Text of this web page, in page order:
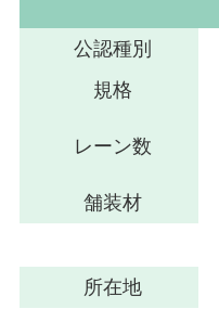
公認種別
規格
レーン数
舗装材
所在地